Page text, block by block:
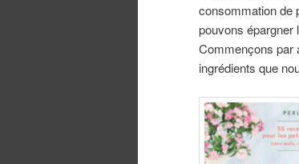
consommation de
pouvons épargner
Commençons par
ingrédients que